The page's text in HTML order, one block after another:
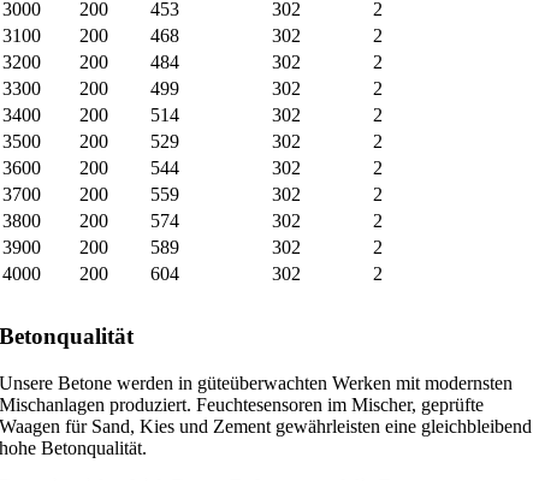
3000
200 453 302
2
3100
200 468 302
2
3200
200 484 302
2
3300
200 499 302
2
3400
200 514 302
2
3500
200 529 302
2
3600
200 544 302
2
3700
200 559 302
2
3800
200 574 302
2
3900
200 589 302
2
4000
200 604 302 2
Betonqualität
Unsere Betone werden in güteüberwachten Werken mit modernsten
Mischanlagen produziert. Feuchtesensoren im Mischer, geprüfte
Waagen für Sand, Kies und Zement gewährleisten eine gleichbleibend
hohe Betonqualität.